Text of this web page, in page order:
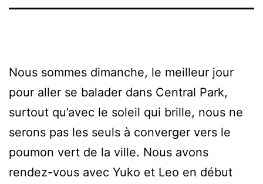
Nous sommes dimanche, le meilleur jour
pour aller se balader dans Central Park,
surtout qu’avec le soleil qui brille, nous ne
serons pas les seuls à converger vers le
poumon vert de la ville. Nous avons
rendez-vous avec Yuko et Leo en début